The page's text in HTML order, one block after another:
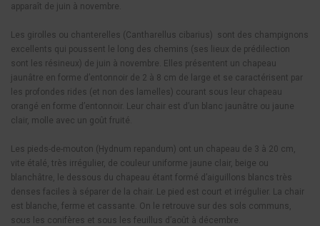
apparaît de juin à novembre.
Les girolles ou chanterelles (Cantharellus cibarius) sont des champignons
excellents qui poussent le long des chemins (ses lieux de prédilection
sont les résineux) de juin à novembre. Elles présentent un chapeau
jaunâtre en forme d’entonnoir de 2 à 8 cm de large et se caractérisent par
les profondes rides (et non des lamelles) courant sous leur chapeau
orangé en forme d’entonnoir. Leur chair est d’un blanc jaunâtre ou jaune
clair, molle avec un goût fruité.
Les pieds-de-mouton (Hydnum repandum) ont un chapeau de 3 à 20 cm,
vite étalé, très irrégulier, de couleur uniforme jaune clair, beige ou
blanchâtre, le dessous du chapeau étant formé d’aiguillons blancs très
denses faciles à séparer de la chair. Le pied est court et irrégulier. La chair
est blanche, ferme et cassante. On le retrouve sur des sols communs,
sous les conifères et sous les feuillus d’août à décembre.